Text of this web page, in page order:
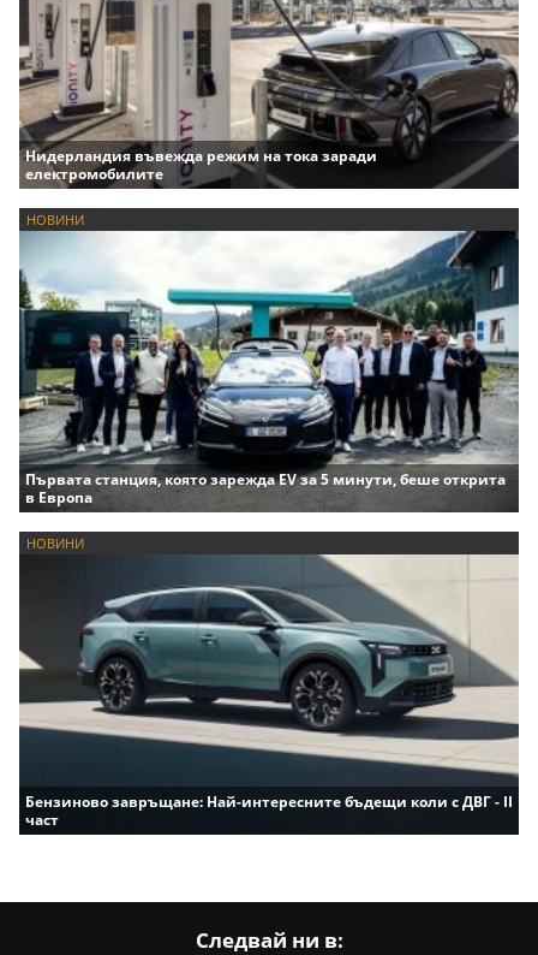
Нидерландия въвежда режим на тока заради
електромобилите
НОВИНИ
Първата станция, която зарежда EV за 5 минути, беше открита
в Европа
НОВИНИ
Бензиново завръщане: Най-интересните бъдещи коли с ДВГ - II
част
Следвай ни в: